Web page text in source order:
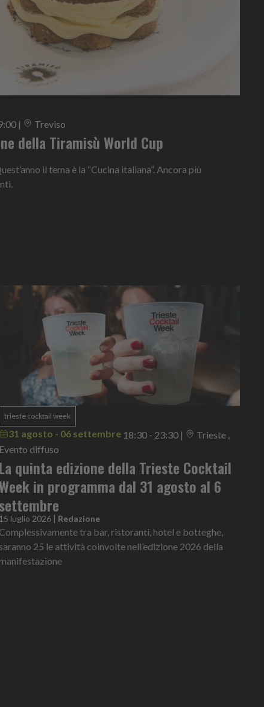
| Treviso
della Tiramisù World Cup
il tema è la “Cucina italiana”. Ancora più
trieste cocktail week
31 agosto - 06 settembre 18:30 - 23:30 |
Trieste ,
Evento diffuso
La quinta edizione della Trieste Cocktail
Week in programma dal 31 agosto al 6
settembre
15 luglio 2026 | Redazione
Complessivamente tra bar, ristoranti, hotel e botteghe,
saranno 25 le attività coinvolte nell’edizione 2026 della
manifestazione